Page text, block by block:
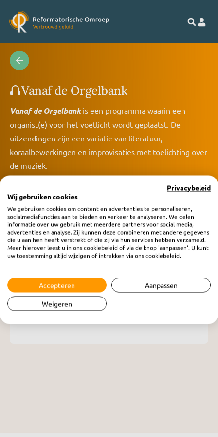
Vanaf de Orgelbank
Vanaf de Orgelbankis een programma waarin een
organist(e) voor het voetlicht wordt geplaatst. De
uitzendingen zijn een variatie van literatuur,
koraalbewerkingen en improvisaties met toelichting over
de muziek.
woensdag 29 november 2023
Privacybeleid
Wij gebruiken cookies
We gebruiken cookies om content en advertenties te personaliseren,
socialmediafuncties aan te bieden en verkeer te analyseren. We delen
informatie over uw gebruik met meerdere partners voor social media,
advertenties en analyse. Zij kunnen deze combineren met andere gegevens
die u aan hen heeft verstrekt of die zij via hun services hebben verzameld.
Meer hierover leest u in ons cookiebeleid of via de knop 'aanpassen'. U kunt
uw toestemming altijd wijzigen of intrekken via ons cookiebeleid.
Accepteren Aanpassen
Weigeren